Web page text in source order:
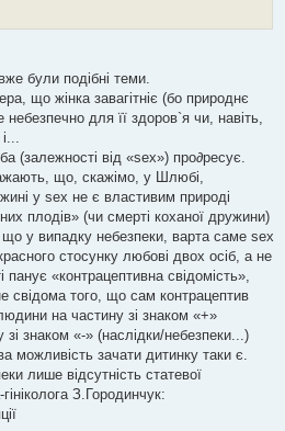
були подібні теми.
що жінка завагітніє (бо природнє
для її здоров`я чи, навіть,
(залежності від «sex») про∂ресує.
що, скажімо, у Шлюбі,
у sex не є властивим природі
плодів» (чи смерті коханої дружини)
у випадку небезпеки, варта саме sex
стосунку любові двох осіб, а не
панує «контрацептивна свідомість»,
свідома того, що сам контрацептив
на частину зі знаком «+»
зі знаком «-» (наслідки/небезпеки...)
можливість зачати дитинку таки є.
лише відсутність статевої
З.Городинчук: